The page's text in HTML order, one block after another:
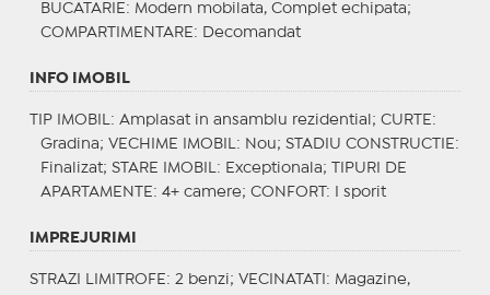
BUCATARIE : Modern mobilata, Complet echipata;
COMPARTIMENTARE : Decomandat
INFO IMOBIL
TIP IMOBIL : Amplasat in ansamblu rezidential; CURTE :
Gradina; VECHIME IMOBIL : Nou; STADIU CONSTRUCTIE :
Finalizat; STARE IMOBIL : Exceptionala;
TIPURI DE
APARTAMENTE : 4+ camere; CONFORT : I sporit
IMPREJURIMI
STRAZI LIMITROFE : 2 benzi; VECINATATI : Magazine,